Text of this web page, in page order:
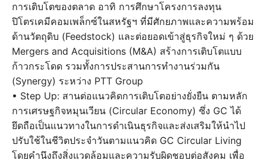
การเติบโตของตลาด อาทิ การศึกษาโครงการลงทุน
ปิโตรเคมีคอมเพล็กซ์ในสหรัฐฯ ที่มีศักยภาพและความพร้อม
ด้านวัตถุดิบ (Feedstock) และต่อยอดเข้าสู่ธุรกิจใหม่ ๆ ด้วย
Mergers and Acquisitions (M&A) สร้างการเติบโตแบบ
ก้าวกระโดด รวมทั้งการประสานการทำงานร่วมกัน
(Synergy) ระหว่าง PTT Group
• Step Up: สานต่อแนวคิดการเติบโตอย่างยั่งยืน ตามหลัก
การเศรษฐกิจหมุนเวียน (Circular Economy) ซึ่ง GC ได้
ยึดถือเป็นแนวทางในการดำเนินธุรกิจและส่งเสริมให้นำไป
ปรับใช้ในชีวิตประจำวันตามแนวคิด GC Circular Living
โดยคำนึงถึงสิ่งแวดล้อมและความรับผิดชอบต่อสังคม เพื่อ